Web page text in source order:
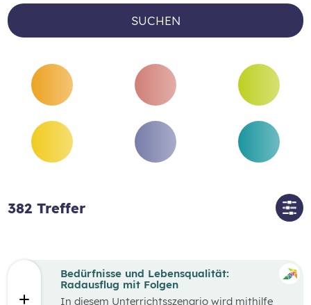
SUCHEN
382 Treffer
Bedürfnisse und Lebensqualität:
Radausflug mit Folgen
In diesem Unterrichtsszenario wird mithilfe